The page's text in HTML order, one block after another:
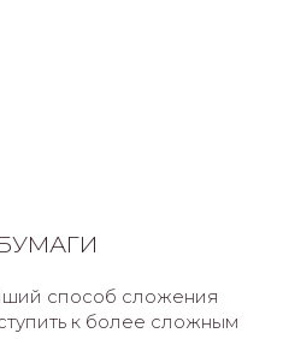
способ сложения
к более сложным